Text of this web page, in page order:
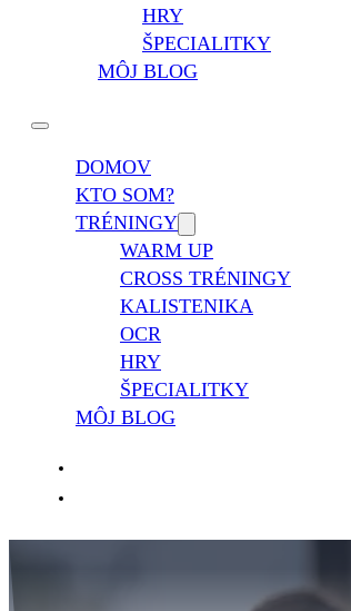
HRY
ŠPECIALITKY
MÔJ BLOG
DOMOV
KTO SOM?
TRÉNINGY
WARM UP
CROSS TRÉNINGY
KALISTENIKA
OCR
HRY
ŠPECIALITKY
MÔJ BLOG